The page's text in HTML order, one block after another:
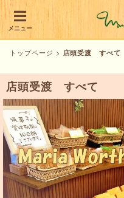
メニュー
トップページ > 店頭受渡 すべて
店頭受渡 すべて